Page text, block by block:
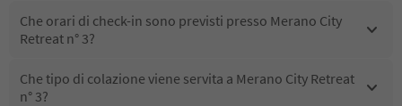
Che orari di check-in sono previsti presso Merano City
Retreat n° 3?
Che tipo di colazione viene servita a Merano City Retreat
n° 3?